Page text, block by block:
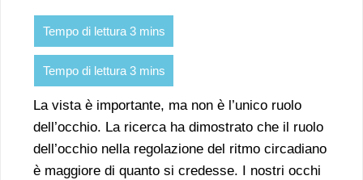
La vista è importante, ma non è l’unico ruolo
dell’occhio. La ricerca ha dimostrato che il ruolo
dell’occhio nella regolazione del ritmo circadiano
è maggiore di quanto si credesse. I nostri occhi